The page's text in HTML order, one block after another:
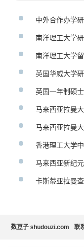
中外合作办学
南洋理工大学
南洋理工大学
英国华威大学
英国一年制硕
马来西亚拉曼
马来西亚拉曼
香港理工大学
马来西亚新纪
卡斯蒂亚拉曼
数豆子 shudouzi.com 联